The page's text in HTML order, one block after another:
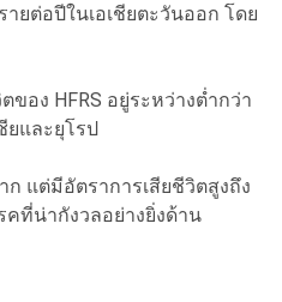
ยต่อปีในเอเชียตะวันออก โดย
ของ HFRS อยู่ระหว่างต่ำกว่า
ยและยุโรป
ก แต่มีอัตราการเสียชีวิตสูงถึง
คที่น่ากังวลอย่างยิ่งด้าน